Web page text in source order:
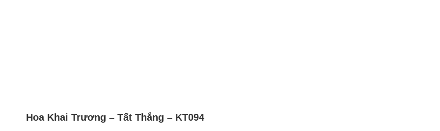
Hoa Khai Trương – Tất Thắng – KT094